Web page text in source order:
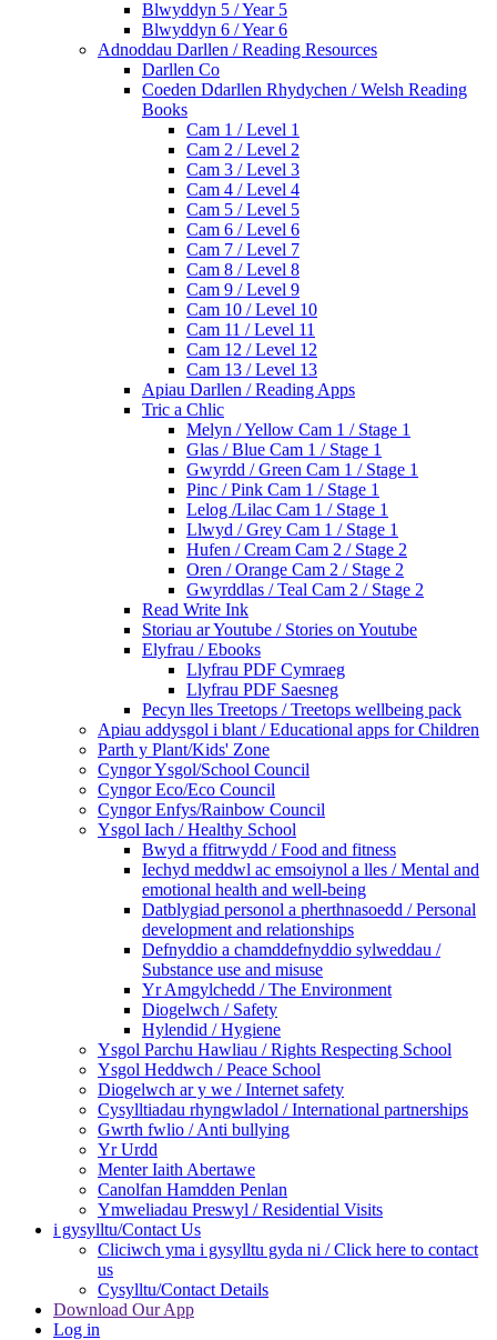
Blwyddyn 5 / Year 5
Blwyddyn 6 / Year 6
Adnoddau Darllen / Reading Resources
Darllen Co
Coeden Ddarllen Rhydychen / Welsh Reading
Books
Cam 1 / Level 1
Cam 2 / Level 2
Cam 3 / Level 3
Cam 4 / Level 4
Cam 5 / Level 5
Cam 6 / Level 6
Cam 7 / Level 7
Cam 8 / Level 8
Cam 9 / Level 9
Cam 10 / Level 10
Cam 11 / Level 11
Cam 12 / Level 12
Cam 13 / Level 13
Apiau Darllen / Reading Apps
Tric a Chlic
Melyn / Yellow Cam 1 / Stage 1
Glas / Blue Cam 1 / Stage 1
Gwyrdd / Green Cam 1 / Stage 1
Pinc / Pink Cam 1 / Stage 1
Lelog /Lilac Cam 1 / Stage 1
Llwyd / Grey Cam 1 / Stage 1
Hufen / Cream Cam 2 / Stage 2
Oren / Orange Cam 2 / Stage 2
Gwyrddlas / Teal Cam 2 / Stage 2
Read Write Ink
Storiau ar Youtube / Stories on Youtube
Elyfrau / Ebooks
Llyfrau PDF Cymraeg
Llyfrau PDF Saesneg
Pecyn lles Treetops / Treetops wellbeing pack
Apiau addysgol i blant / Educational apps for Children
Parth y Plant/Kids' Zone
Cyngor Ysgol/School Council
Cyngor Eco/Eco Council
Cyngor Enfys/Rainbow Council
Ysgol Iach / Healthy School
Bwyd a ffitrwydd / Food and fitness
Iechyd meddwl ac emsoiynol a lles / Mental and
emotional health and well-being
Datblygiad personol a pherthnasoedd / Personal
development and relationships
Defnyddio a chamddefnyddio sylweddau /
Substance use and misuse
Yr Amgylchedd / The Environment
Diogelwch / Safety
Hylendid / Hygiene
Ysgol Parchu Hawliau / Rights Respecting School
Ysgol Heddwch / Peace School
Diogelwch ar y we / Internet safety
Cysylltiadau rhyngwladol / International partnerships
Gwrth fwlio / Anti bullying
Yr Urdd
Menter Iaith Abertawe
Canolfan Hamdden Penlan
Ymweliadau Preswyl / Residential Visits
i gysylltu/Contact Us
Cliciwch yma i gysylltu gyda ni / Click here to contact
us
Cysylltu/Contact Details
Download Our App
Log in